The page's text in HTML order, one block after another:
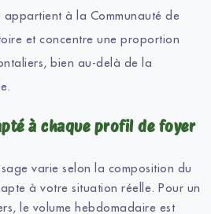
appartient à la Communauté de
et concentre une proportion
bien au-delà de la
à chaque profil de foyer
varie selon la composition du
à votre situation réelle. Pour un
le volume hebdomadaire est